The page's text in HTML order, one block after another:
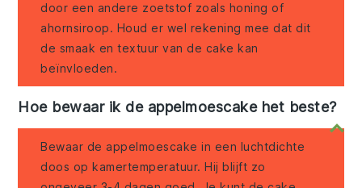
door een andere zoetstof zoals honing of
ahornsiroop. Houd er wel rekening mee dat dit
de smaak en textuur van de cake kan
beïnvloeden.
Hoe bewaar ik de appelmoescake het beste?
Bewaar de appelmoescake in een luchtdichte
doos op kamertemperatuur. Hij blijft zo